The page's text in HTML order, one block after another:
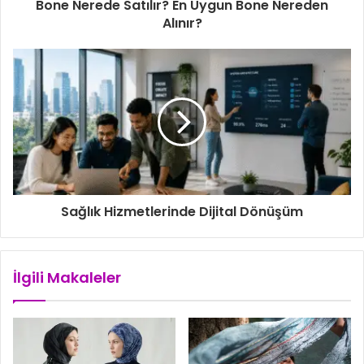
i
z
Bone Nerede Satılır? En Uygun Bone Nereden
Alınır?
Sağlık Hizmetlerinde Dijital Dönüşüm
İlgili Makaleler